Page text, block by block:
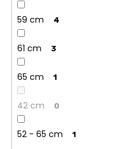
59 cm 4
61 cm 3
65 cm 1
42 cm 0
52 - 65 cm 1